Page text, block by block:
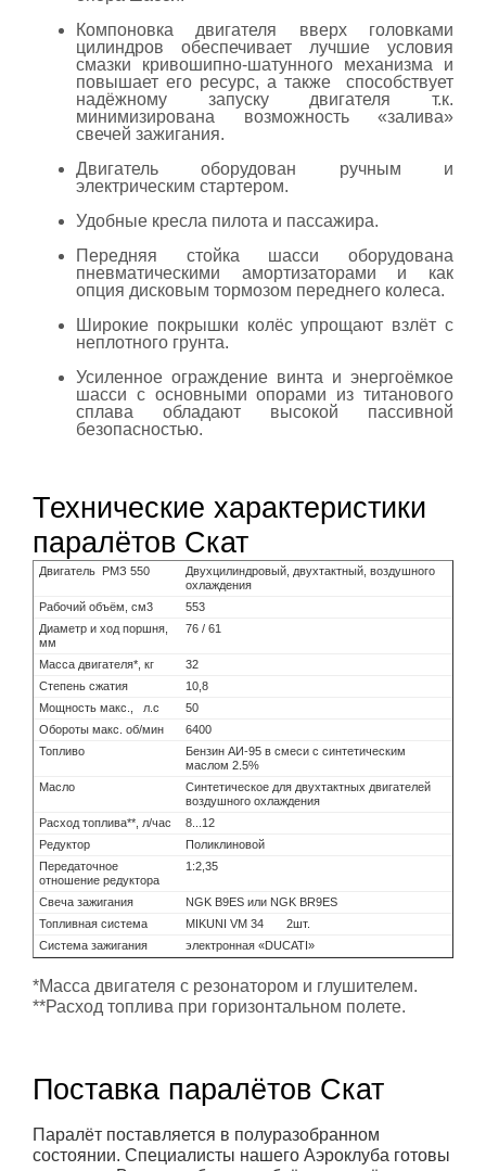
Компоновка двигателя вверх головками
цилиндров обеспечивает лучшие условия
смазки кривошипно-шатунного механизма и
повышает его ресурс, а также способствует
надёжному запуску двигателя т.к.
минимизирована возможность «залива»
свечей зажигания.
Двигатель оборудован ручным и
электрическим стартером.
Удобные кресла пилота и пассажира.
Передняя стойка шасси оборудована
пневматическими амортизаторами и как
опция дисковым тормозом переднего колеса.
Широкие покрышки колёс упрощают взлёт с
неплотного грунта.
Усиленное ограждение винта и энергоёмкое
шасси с основными опорами из титанового
сплава обладают высокой пассивной
безопасностью.
Технические характеристики
паралётов Скат
Двигатель РМЗ 550
Двухцилиндровый, двухтактный, воздушного
охлаждения
Рабочий объём, см3
553
Диаметр и ход поршня,
мм
76 / 61
Масса двигателя*, кг
32
Степень сжатия
10,8
Мощность макс., л.с
50
Обороты макс. об/мин
6400
Топливо
Бензин АИ-95 в смеси с синтетическим
маслом 2.5%
Масло
Синтетическое для двухтактных двигателей
воздушного охлаждения
Расход топлива**, л/час
8...12
Редуктор
Поликлиновой
Передаточное
отношение редуктора
1:2,35
Свеча зажигания
NGK B9ES или NGK BR9ES
Топливная система
MIKUNI VM 34 2шт.
Система зажигания
электронная «DUCATI»
*Масса двигателя с резонатором и глушителем.
**Расход топлива при горизонтальном полете.
Поставка паралётов Скат
Паралёт поставляется в полуразобранном
состоянии. Специалисты нашего Аэроклуба готовы